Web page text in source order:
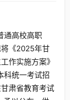
通高校高职
将《2025年甘
作实施方案》
科统一考试招
肃省教育考试